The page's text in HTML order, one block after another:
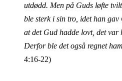
utdødd. Men på Guds løfte
ble sterk i sin tro, idet han
at det Gud hadde lovt, det var
Derfor ble det også regnet
4:16-22)